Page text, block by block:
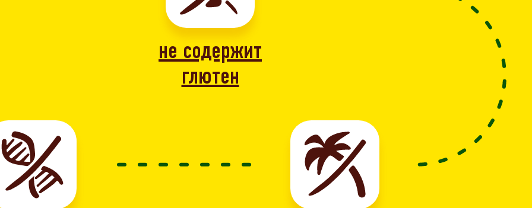
не содержит
глютен